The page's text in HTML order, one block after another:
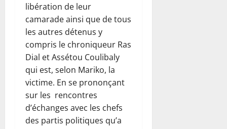
libération de leur
camarade ainsi que de tous
les autres détenus y
compris le chroniqueur Ras
Dial et Assétou Coulibaly
qui est, selon Mariko, la
victime. En se prononçant
sur les rencontres
d’échanges avec les chefs
des partis politiques qu’a